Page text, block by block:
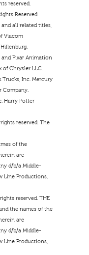
reserved.
Reserved.
all related titles,
Viacom
Pixar Animation
of Chrysler LLC.
Trucks, Inc. Mercury
Company.
Harry Potter
reserved. The
of the
are
d/b/a Middle-
Line Productions,
reserved. THE
and the names of the
are
d/b/a Middle-
Line Productions,